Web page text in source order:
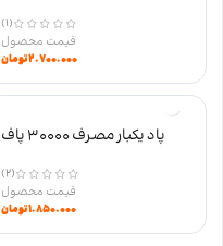
(1)
۲.۷۰۰.۰۰۰تومان
پاد یکبار مصرف 30000 پاف
(2)
۱.۸۵۰.۰۰۰تومان